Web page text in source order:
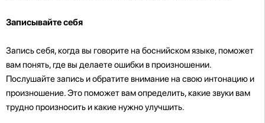
Записывайте себя
Запись себя, когда вы говорите на боснийском языке, поможет
вам понять, где вы делаете ошибки в произношении.
Послушайте запись и обратите внимание на свою интонацию и
произношение. Это поможет вам определить, какие звуки вам
трудно произносить и какие нужно улучшить.